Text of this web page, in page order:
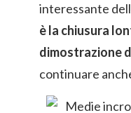
interessante
è la chiusura
dimostrazione
continuare